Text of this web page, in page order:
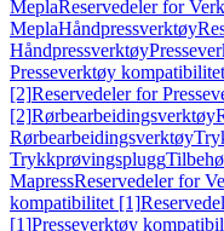
MeplaReservedeler for
MeplaHåndpressverktøy
Håndpressverktøy
Presseverktøy
[2]Reservedeler for
[2]Rørbearbeidingsverktøy
Rørbearbeidingsverktøy
Trykkprøvingsplugg
MapressReservedeler for
kompatibilitet [1]
[1]Presseverktøy